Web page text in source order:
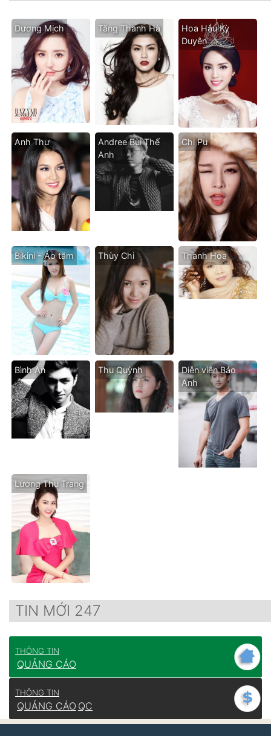
Dương Mịch Tăng Thanh Hà
Hoa Hậu Kỳ
Duyên
Anh Thư
Andree Bùi Thế
Anh
Chi Pu
Bikini - Áo tăm Thùy Chi Thanh Hoa
Bình An Thu Quỳnh
Diễn viên Bảo
Anh
Lương Thu Trang
TIN MỚI 247
THÔNG TIN
QUẢNG CÁO
THÔNG TIN
QUẢNG CÁO QC